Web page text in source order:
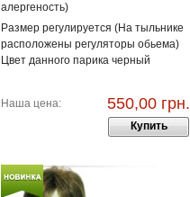
алергеность)
Размер регулируется (На тыльнике
расположены регуляторы обьема)
Цвет данного парика черный
Наша цена: 550,00 грн.
Купить